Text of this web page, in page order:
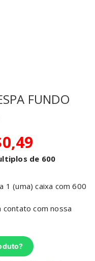
FUNDO
O
0,49
preço
atual
R$0,49.
de 600
1 (uma) caixa com 600
com nossa